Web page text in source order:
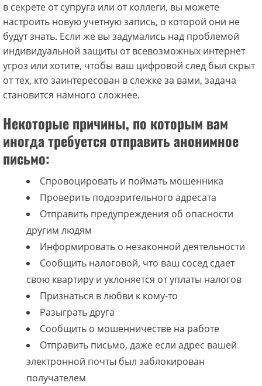
в секрете от супруга или от коллеги, вы можете
настроить новую учетную запись, о которой они не
будут знать. Если же вы задумались над проблемой
индивидуальной защиты от всевозможных интернет
угроз или хотите, чтобы ваш цифровой след был скрыт
от тех, кто заинтересован в слежке за вами, задача
становится намного сложнее.
Некоторые причины, по которым вам
иногда требуется отправить анонимное
письмо:
Спровоцировать и поймать мошенника
Проверить подозрительного адресата
Отправить предупреждения об опасности
другим людям
Информировать о незаконной деятельности
Сообщить налоговой, что ваш сосед сдает
свою квартиру и уклоняется от уплаты налогов
Признаться в любви к кому-то
Разыграть друга
Сообщить о мошенничестве на работе
Отправить письмо, даже если адрес вашей
электронной почты был заблокирован
получателем